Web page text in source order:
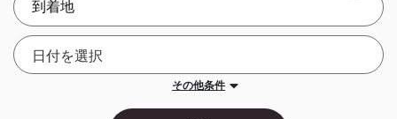
その他条件